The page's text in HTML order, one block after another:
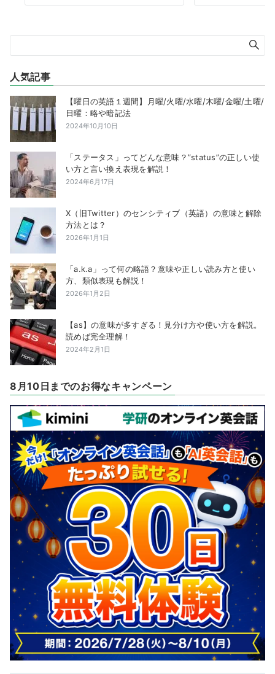
人気記事
【曜日の英語１週間】月曜/火曜/水曜/木曜/金曜/土曜/
日曜：略や暗記法
2024年10月10日
「ステータス」ってどんな意味？”status”の正しい使
い方と言い換え表現を解説！
2024年6月17日
X（旧Twitter）のセンシティブ（英語）の意味と解除
方法とは？
2026年1月1日
「a.k.a」って何の略語？意味や正しい読み方と使い
方、類似表現も解説！
2026年1月2日
【as】の意味が多すぎる！見分け方や使い方を解説。
読めば完全理解！
2024年2月1日
8月10日までのお得なキャンペーン